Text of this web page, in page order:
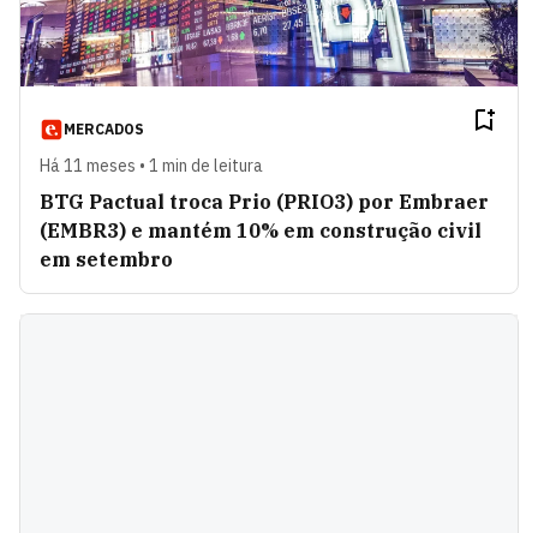
MERCADOS
Há 11 meses • 1 min de leitura
BTG Pactual troca Prio (PRIO3) por Embraer
(EMBR3) e mantém 10% em construção civil
em setembro